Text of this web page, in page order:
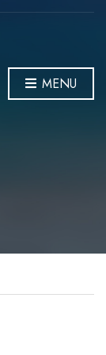
MENU